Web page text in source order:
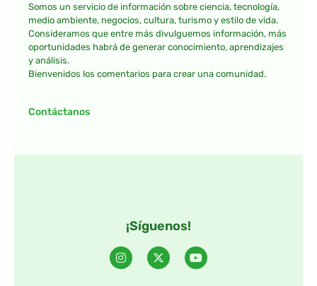
Somos un servicio de información sobre ciencia, tecnología,
medio ambiente, negocios, cultura, turismo y estilo de vida.
Consideramos que entre más divulguemos información, más
oportunidades habrá de generar conocimiento, aprendizajes
y análisis.
Bienvenidos los comentarios para crear una comunidad.
Contáctanos
¡Síguenos!